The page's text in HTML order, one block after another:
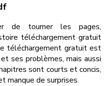
de tourner les pages,
téléchargement gratuit
téléchargement gratuit est
ses problèmes, mais aussi
sont courts et concis,
manque de surprises.